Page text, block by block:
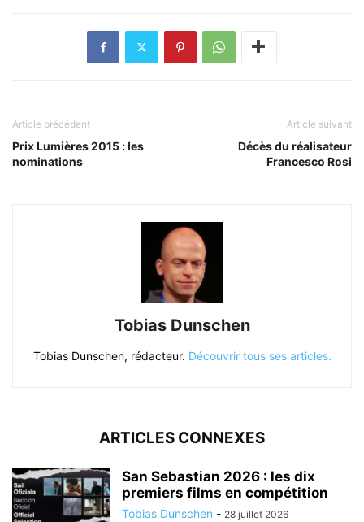
Article précédent
Prix Lumières 2015‏ : les
nominations
Article suivant
Décès du réalisateur
Francesco Rosi
Tobias Dunschen
Tobias Dunschen, rédacteur. Découvrir tous ses articles.
ARTICLES CONNEXES
San Sebastian 2026 : les dix
premiers films en compétition
Tobias Dunschen - 28 juillet 2026